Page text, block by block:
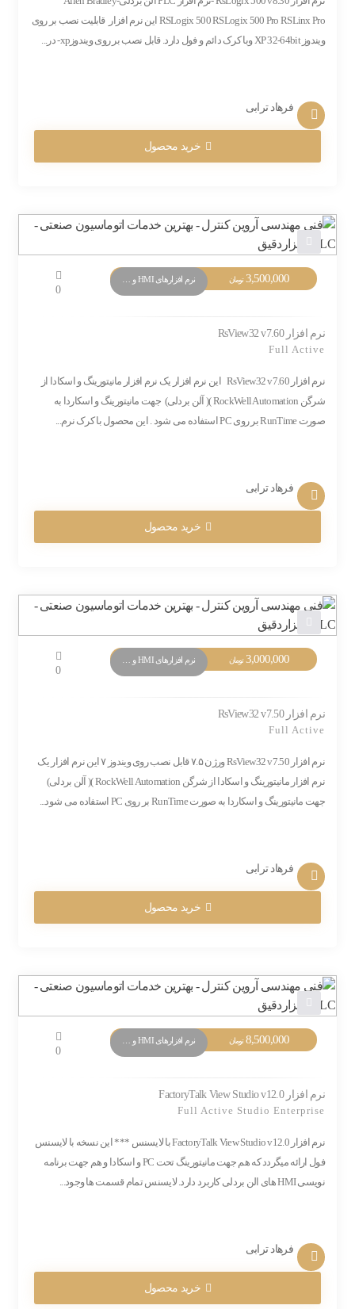
RSLogix 500 RSLogix 500 Pro RSLinx Pro این نرم افزار قابلیت نصب بر روی
ویندوز XP 32-64bit وبا کرک دائم و فول دارد. قابل نصب بر روی ویندوزxp- در...
فرهاد ترابی
خرید محصول
3,500,000 تومان
0
نرم افزار RsView32 v7.60
Full Active
نرم افزار RsView32 v7.60 این نرم افزار یک نرم افزار مانیتورینگ و اسکادا از
شرگن RockWell Automation )( آلن بردلی) جهت مانیتورینگ و اسکاردا به
صورت RunTime بر روی PC استفاده می شود . این محصول با کرک نرم...
فرهاد ترابی
خرید محصول
3,000,000 تومان
0
نرم افزار RsView32 v7.50
Full Active
نرم افزار RsView32 v7.50 ورژن ۷.۵ قابل نصب روی ویندوز ۷ این نرم افزار یک
نرم افزار مانیتورینگ و اسکادا از شرگن RockWell Automation )( آلن بردلی)
جهت مانیتورینگ و اسکاردا به صورت RunTime بر روی PC استفاده می شود...
فرهاد ترابی
خرید محصول
8,500,000 تومان
0
نرم افزار FactoryTalk View Studio v12.0
Full Active Studio Enterprise
نرم افزار FactoryTalk View Studio v12.0 با لایسنس *** این نسخه با لایسنس
فول ارائه میگردد که هم جهت مانیتورینگ تحت PC و اسکادا و هم جهت برنامه
نویسی HMI های الن بردلی کاربرد دارد. لایسنس تمام قسمت ها وجود...
فرهاد ترابی
خرید محصول